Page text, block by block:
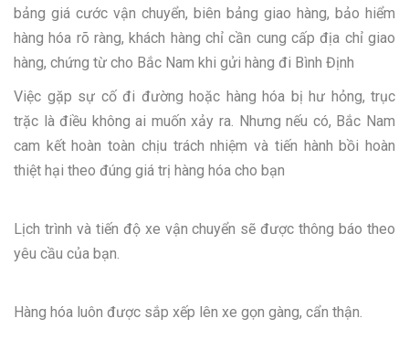
bảng giá cước vận chuyển, biên bảng giao hàng, bảo hiểm
hàng hóa rõ ràng, khách hàng chỉ cần cung cấp địa chỉ giao
hàng, chứng từ cho Bắc Nam khi gửi hàng đi Bình Định
Việc gặp sự cố đi đường hoặc hàng hóa bị hư hỏng, trục
trặc là điều không ai muốn xảy ra. Nhưng nếu có, Bắc Nam
cam kết hoàn toàn chịu trách nhiệm và tiến hành bồi hoàn
thiệt hại theo đúng giá trị hàng hóa cho bạn
Lịch trình và tiến độ xe vận chuyển sẽ được thông báo theo
yêu cầu của bạn.
Hàng hóa luôn được sắp xếp lên xe gọn gàng, cẩn thận.